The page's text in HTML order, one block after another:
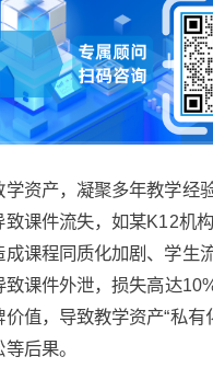
资产，凝聚多年教学经
课件流失，如某K12机
课程同质化加剧、学生
课件外泄，损失高达
值，导致教学资产“私有
后果。